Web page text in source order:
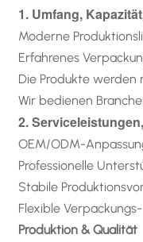
1. Umfang,
Moderne
Erfahrenes
Die Produkte werden
Wir bedienen
2.
OEM/ODM-
Professionelle
Stabile
Flexible
Produktion & Qualität